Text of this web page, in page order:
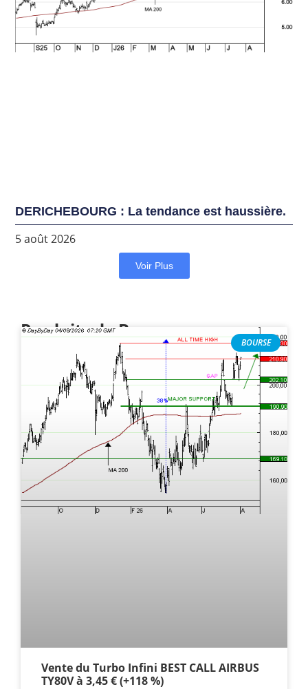
DERICHEBOURG : La tendance est haussière.
5 août 2026
Voir Plus
Produits de Bourse
BOURSE
Vente du Turbo Infini BEST CALL AIRBUS
TY80V à 3,45 € (+118 %)